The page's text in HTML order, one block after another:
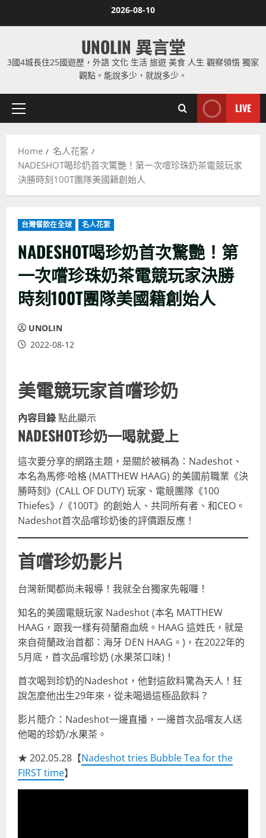
2026-08-10
UNOLIN 異言堂
3國4城長住25國遊歷，外語 文化 生活 旅遊 美食 人生 觀察領悟 獨家
觀點。能說多少，就說多少。
Primary
LIVE
Home
名人花絮
NADESHOT喝珍奶首次驚艷！第一次嚐珍珠奶茶電競玩家
決勝時刻100T團隊美國籍創始人
台灣餐飲在全球 名人花絮
NADESHOT喝珍奶首次驚艷！第
一次嚐珍珠奶茶電競玩家決勝
時刻100T團隊美國籍創始人
UNOLIN
2022-08-12
美電競玩家首嚐珍奶
內容目錄點此顯示
NADESHOT珍奶一喝就愛上
這次要分享的網路主題，是關於被稱為：Nadeshot、
本名為馬修·哈格 (MATTHEW HAAG) 的美國前職業《決
勝時刻》(CALL OF DUTY) 玩家、電競團隊《100
Thiefes》/《100T》的創始人、共同所有者、和CEO。
Nadeshot首次品嚐珍奶後的評價跟反應！
首嚐珍奶影片
台灣新聞都尚未報導！我就全台獨家先報囉！
知名的美國電競玩家 Nadeshot (本名 MATTHEW
HAAG，跟我一樣有荷蘭裔血統。HAAG 這姓氏，就是
來自荷蘭政治首都：海牙 DEN HAAG。)，在2022年的
5月底，首次品嚐珍奶 (水果茶口味)！
首次喝到珍奶的Nadeshot，他對這飲料驚為天人！狂
說怎麼他出生29年來，從未喝過這極品飲料？
影片簡介：Nadeshot一邊直播，一邊首次品嚐友人送
他喝的珍奶/水果茶。
★ 202.05.28【Nadeshot tries Bubble Tea for the
FIRST time】